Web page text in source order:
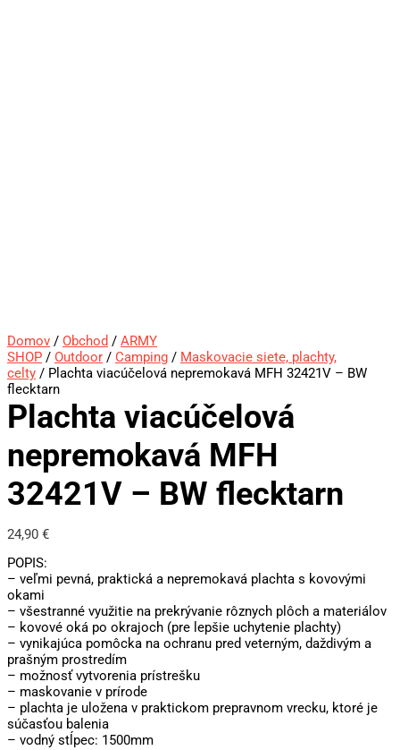
Domov / Obchod / ARMY
SHOP / Outdoor / Camping / Maskovacie siete, plachty,
celty / Plachta viacúčelová nepremokavá MFH 32421V – BW
flecktarn
Plachta viacúčelová
nepremokavá MFH
32421V – BW flecktarn
24,90 €
POPIS:
– veľmi pevná, praktická a nepremokavá plachta s kovovými
okami
– všestranné využitie na prekrývanie rôznych plôch a materiálov
– kovové oká po okrajoch (pre lepšie uchytenie plachty)
– vynikajúca pomôcka na ochranu pred veterným, daždivým a
prašným prostredím
– možnosť vytvorenia prístrešku
– maskovanie v prírode
– plachta je uložena v praktickom prepravnom vrecku, ktoré je
súčasťou balenia
– vodný stĺpec: 1500mm